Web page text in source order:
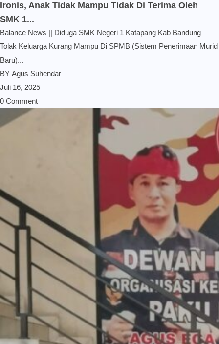
Ironis, Anak Tidak Mampu Tidak Di Terima Oleh
SMK 1...
Balance News || Diduga SMK Negeri 1 Katapang Kab Bandung
Tolak Keluarga Kurang Mampu Di SPMB (Sistem Penerimaan Murid
Baru)...
BY Agus Suhendar
Juli 16, 2025
0 Comment